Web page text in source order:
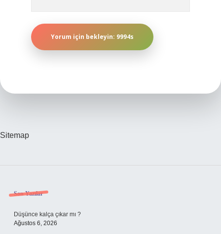
Sitemap
Sidebar
Son Yazılar
Düşünce kalça çıkar mı ?
Ağustos 6, 2026